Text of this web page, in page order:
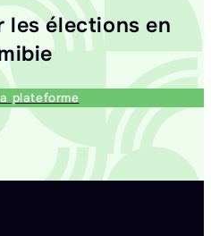
les élections en
plateforme